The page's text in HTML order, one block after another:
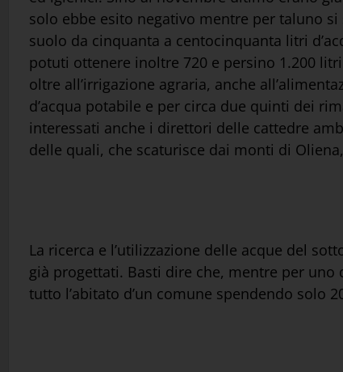
solo ebbe esito negativo mentre per taluno
suolo da cinquanta a centocinquanta litri
potuti ottenere inoltre 720 e persino 1.200
oltre all’irrigazione agraria, anche
d’acqua potabile e per circa due quinti dei
interessati anche i direttori delle cattedre
delle quali, che scaturisce dai monti di
La ricerca e l’utilizzazione delle acque del
già progettati. Basti dire che, mentre per uno
tutto l’abitato d’un comune spendendo solo